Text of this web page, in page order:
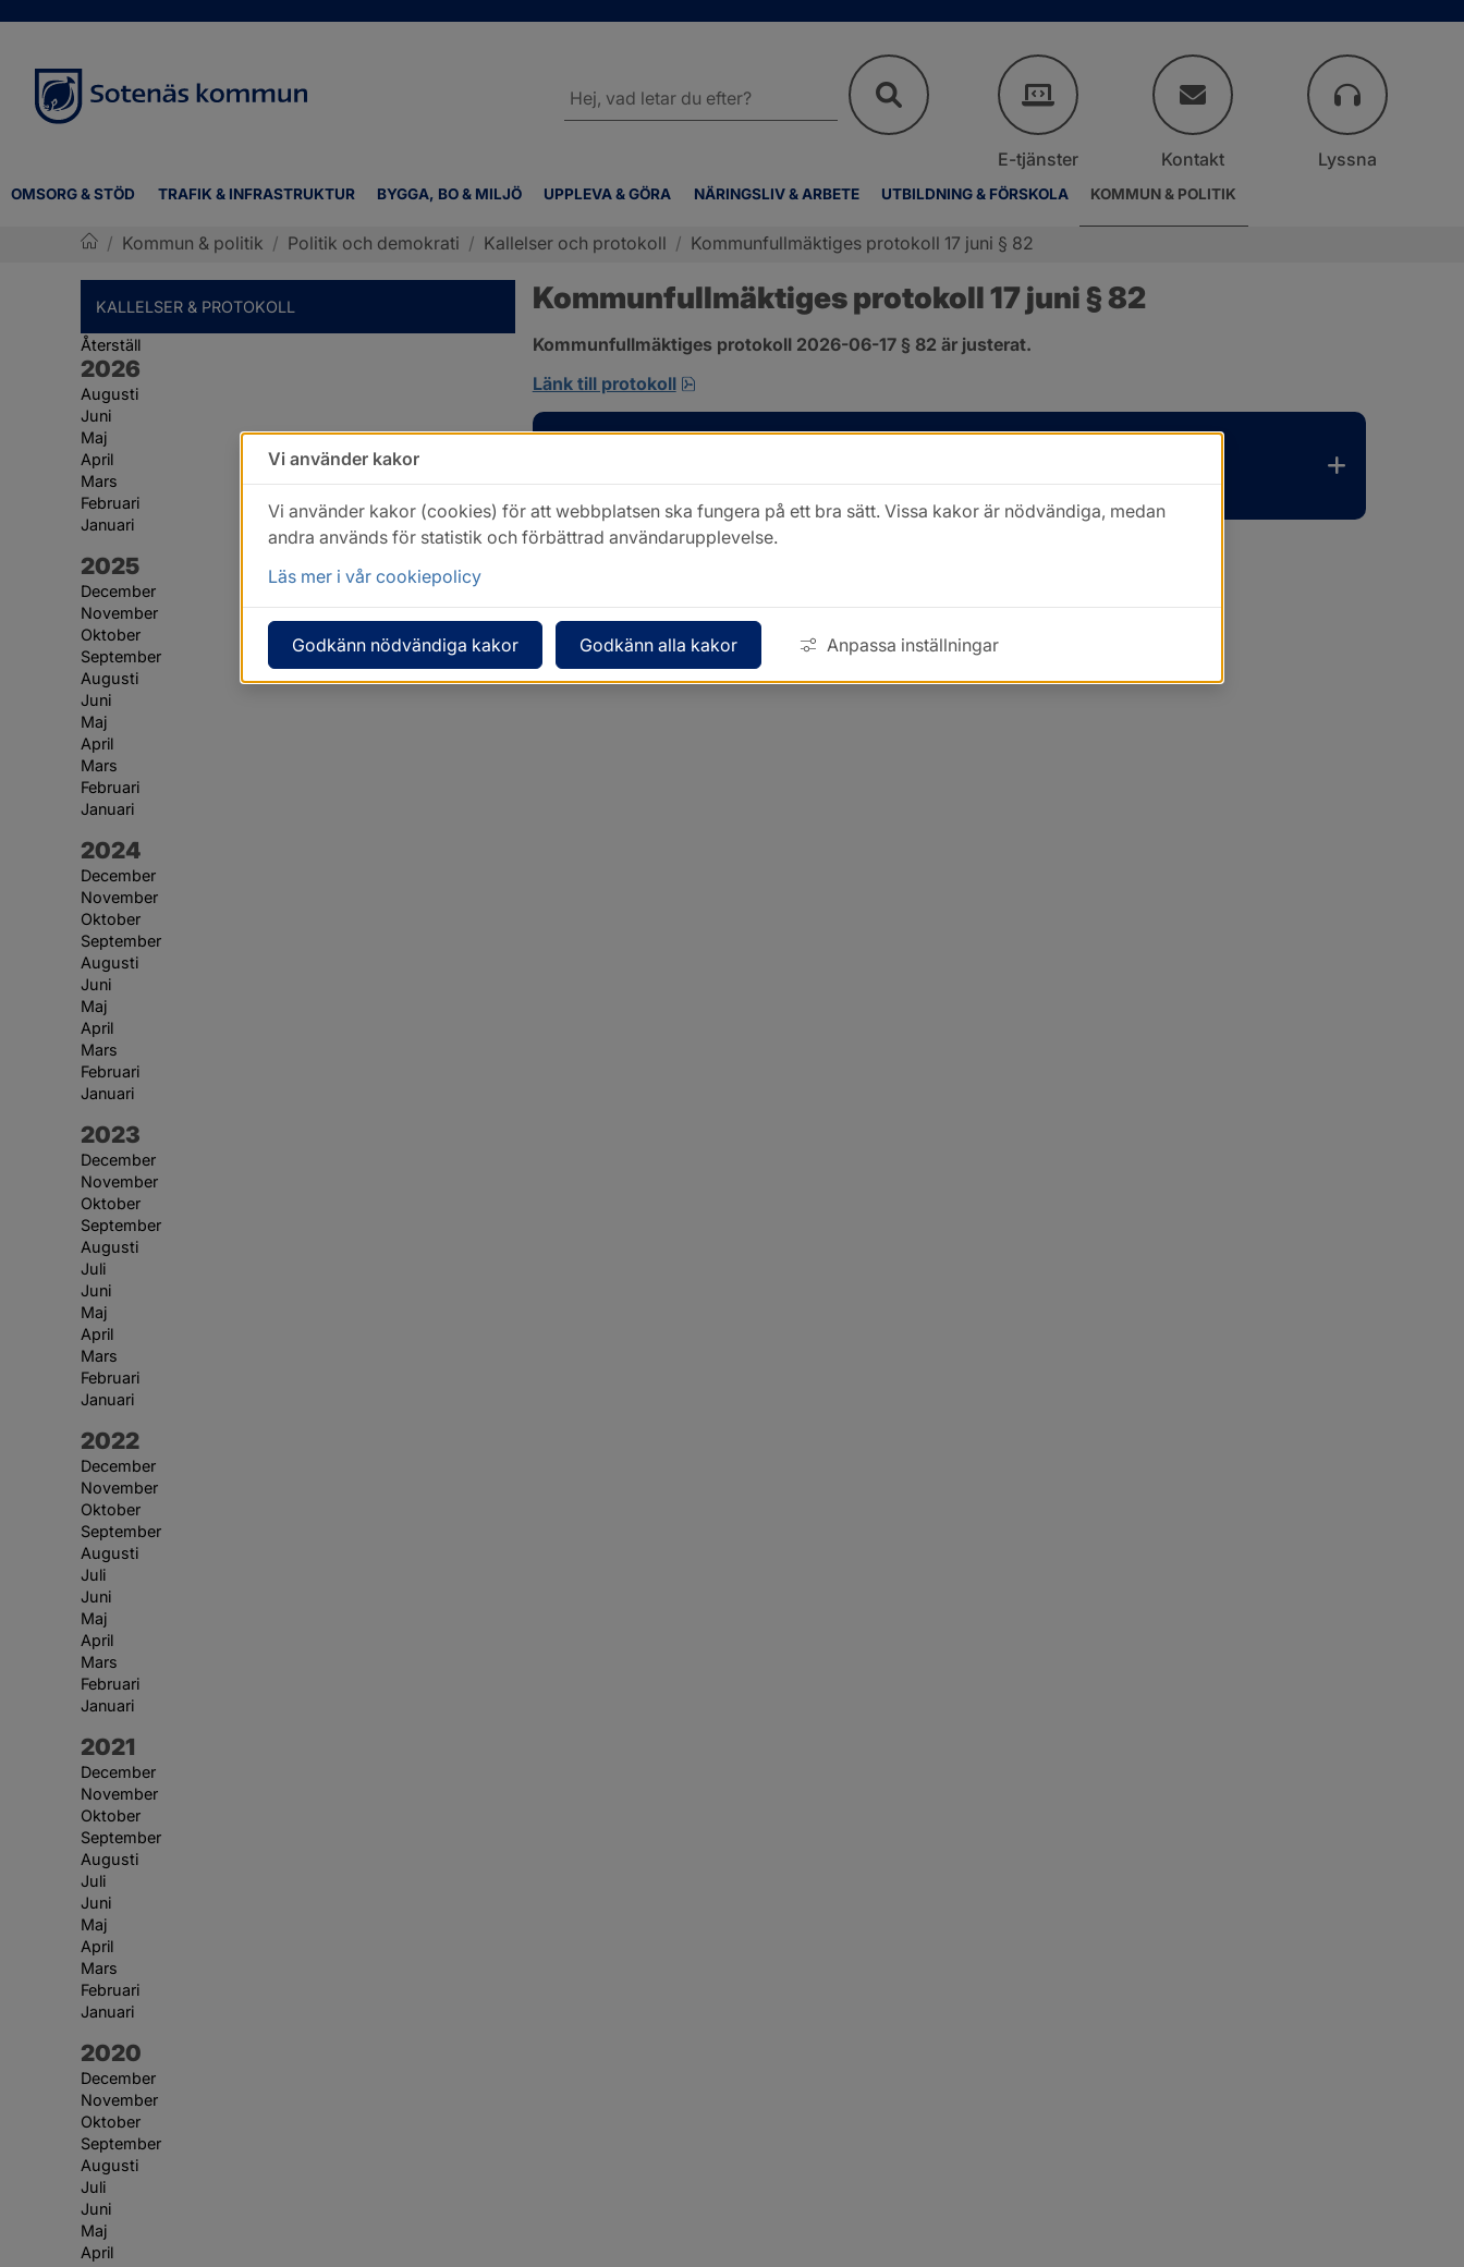
OMSORG & STÖD TRAFIK & INFRASTRUKTUR BYGGA, BO & MILJÖ UPPLEVA & GÖRA NÄRINGSLIV & ARBETE UTBILDNING & FÖRSKOLA KOMMUN & POLITIK
webbplatsen
E-tjänster Kontakt Lyssna
/ Kommun & politik / Politik och demokrati / Kallelser och protokoll / Kommunfullmäktiges protokoll 17 juni § 82
KALLELSER & PROTOKOLL
Återställ
År:
2026
Augusti
Juni
Maj
April
Mars
Februari
Januari
År:
2025
December
November
Oktober
September
Augusti
Juni
Maj
April
Mars
Februari
Januari
År:
2024
December
November
Oktober
September
Augusti
Juni
Maj
April
Mars
Februari
Januari
År:
2023
December
November
Oktober
September
Augusti
Juli
Juni
Maj
April
Mars
Februari
Januari
År:
2022
December
November
Oktober
September
Augusti
Juli
Juni
Maj
April
Mars
Februari
Januari
År:
2021
December
November
Oktober
September
Augusti
Juli
Juni
Maj
April
Mars
Februari
Januari
År:
2020
December
November
Oktober
September
Augusti
Juli
Juni
Maj
April
Kommunfullmäktiges protokoll 17 juni § 82
Kommunfullmäktiges protokoll 2026-06-17 § 82 är justerat.
Länk till protokoll
pdf, 585 kB, öppnas i nytt fönster.
Vi använder kakor
Vi använder kakor (cookies) för att webbplatsen ska fungera på ett bra sätt. Vissa kakor är nödvändiga, medan
andra används för statistik och förbättrad användarupplevelse.
Läs mer i vår cookiepolicy
Godkänn nödvändiga kakor Godkänn alla kakor Anpassa inställningar